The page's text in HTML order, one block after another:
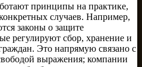
принципы на практике,
случаев. Например,
законы о защите
регулируют сбор, хранение и
Это напрямую связано с
выражения; компании